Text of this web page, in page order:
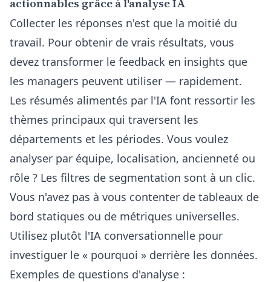
actionnables grâce à l'analyse IA
Collecter les réponses n'est que la moitié du
travail. Pour obtenir de vrais résultats, vous
devez transformer le feedback en insights que
les managers peuvent utiliser — rapidement.
Les résumés alimentés par l'IA font ressortir les
thèmes principaux qui traversent les
départements et les périodes. Vous voulez
analyser par équipe, localisation, ancienneté ou
rôle ? Les filtres de segmentation sont à un clic.
Vous n'avez pas à vous contenter de tableaux de
bord statiques ou de métriques universelles.
Utilisez plutôt l'IA conversationnelle pour
investiguer le « pourquoi » derrière les données.
Exemples de questions d'analyse :